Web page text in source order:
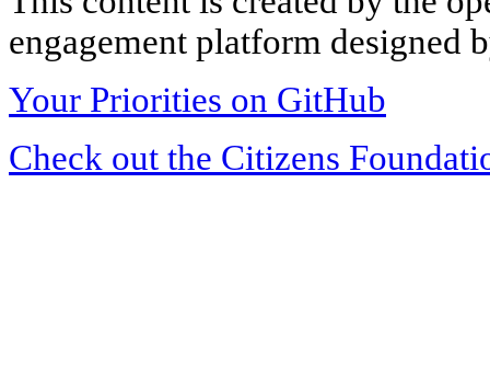
engagement platform designed
Your Priorities on GitHub
Check out the Citizens